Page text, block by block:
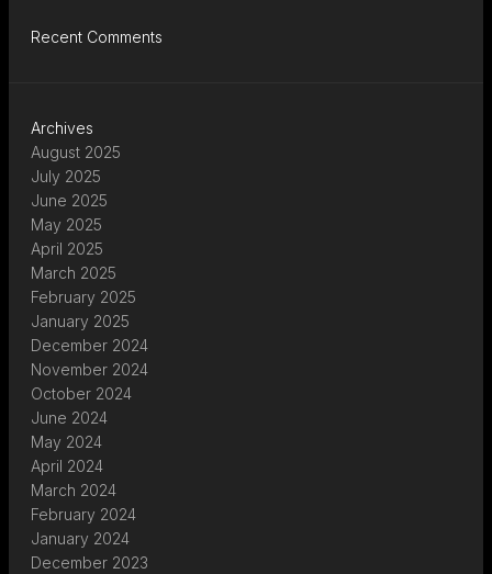
Recent Comments
Archives
August 2025
July 2025
June 2025
May 2025
April 2025
March 2025
February 2025
January 2025
December 2024
November 2024
October 2024
June 2024
May 2024
April 2024
March 2024
February 2024
January 2024
December 2023